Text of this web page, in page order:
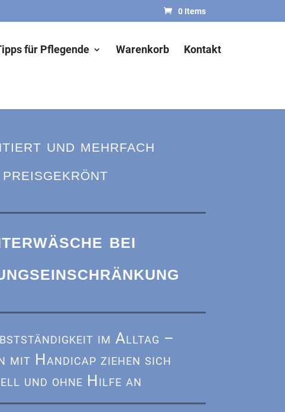
0 Items
für Pflegende Warenkorb Kontakt
und mehrfach
preisgekrönt
bei
im Alltag –
mit Handicap ziehen sich
und ohne Hilfe an